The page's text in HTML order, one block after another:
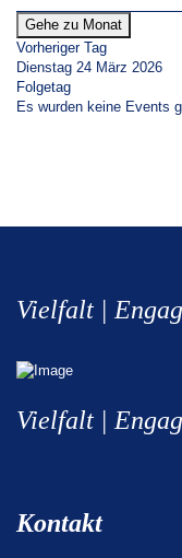
Gehe zu Monat
Vorheriger Tag
Dienstag 24 März 2026
Folgetag
Es wurden keine Events
Vielfalt |
Vielfalt |
Kontakt